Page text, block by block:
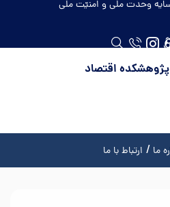
وحدت ملّی و امنیّت ملّی
پژوهشکده اقتصاد
ما ارتباط با ما